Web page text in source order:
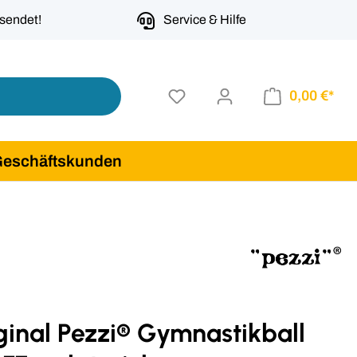
Service & Hilfe
0,00 €*
Pezzi® Gymnastikball